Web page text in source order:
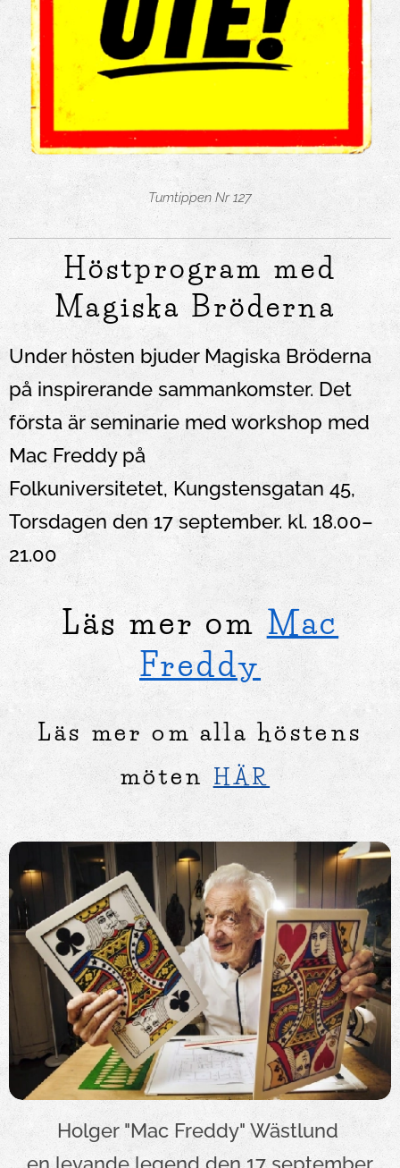
Tumtippen Nr 127
Höstprogram med
Magiska Bröderna
Under hösten bjuder Magiska Bröderna
på inspirerande sammankomster. Det
första är seminarie med workshop med
Mac Freddy på
Folkuniversitetet, Kungstensgatan 45,
Torsdagen den 17 september. kl. 18.00–
21.00
Läs mer om Mac
Freddy
Läs mer om alla höstens
möten HÄR
Holger "Mac Freddy" Wästlund